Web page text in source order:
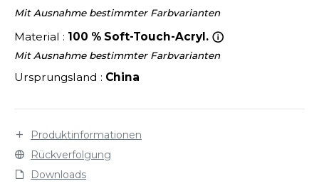
LABEL / TEAR AWAY
ROW
OF THE LOOM
OF THE LOOM VINTAGE
Mit Ausnahme bestimmter Farbvarianten
Material : 100 % Soft-Touch-Acryl.
Mit Ausnahme bestimmter Farbvarianten
Ursprungsland : China
Produktinformationen
Rückverfolgung
Downloads